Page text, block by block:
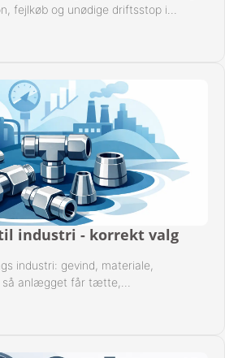
fejlkøb og unødige driftsstop i
industri - korrekt valg
industri: gevind, materiale,
så anlægget får tætte,